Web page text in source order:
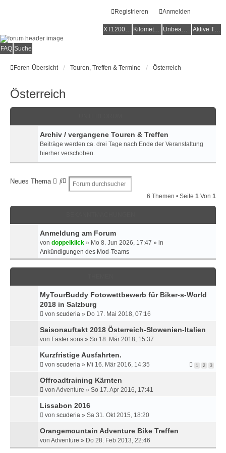
Anmelden
Registrieren
XT1200Z-Wiki Kilometerstatistik Unbeantwortete Themen Aktive Themen
Alles rund um die Yamaha XT1200Z Super Ténéré
FAQ Suche
Foren-Übersicht Touren, Treffen & Termine Österreich
Österreich
Archiv / vergangene Touren & Treffen
Beiträge werden ca. drei Tage nach Ende der Veranstaltung
hierher verschoben.
Neues Thema
S
hE
T
E
R
T
H
E
6 Themen • Seite 1 Von 1
Anmeldung am Forum
von doppelklick » Mo 8. Jun 2026, 17:47 » in
Ankündigungen des Mod-Teams
MyTourBuddy Fotowettbewerb für Biker-s-World
2018 in Salzburg
von scuderia » Do 17. Mai 2018, 07:16
Saisonauftakt 2018 Österreich-Slowenien-Italien
von Faster sons » So 18. Mär 2018, 15:37
Kurzfristige Ausfahrten.
von scuderia » Mi 16. Mär 2016, 14:35 1 2 3
Offroadtraining Kärnten
von Adventure » So 17. Apr 2016, 17:41
Lissabon 2016
von scuderia » Sa 31. Okt 2015, 18:20
Orangemountain Adventure Bike Treffen
von Adventure » Do 28. Feb 2013, 22:46